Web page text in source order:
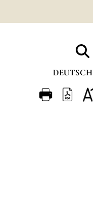
DEUTSCH
FRANÇAIS